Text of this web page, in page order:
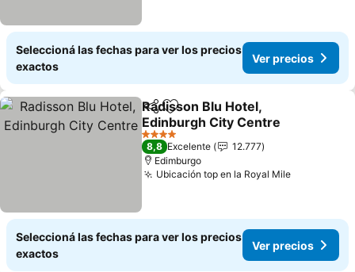
Seleccioná las fechas para ver los precios
exactos
Ver precios
CompartirAñadir a favoritos
Radisson Blu Hotel,
Edinburgh City Centre
Ver precios
4 Estrellas
8,8 Excelente
12.777
Edimburgo
Ubicación top en la Royal MileVer
Seleccioná las fechas para ver los precios
exactos
Ver precios